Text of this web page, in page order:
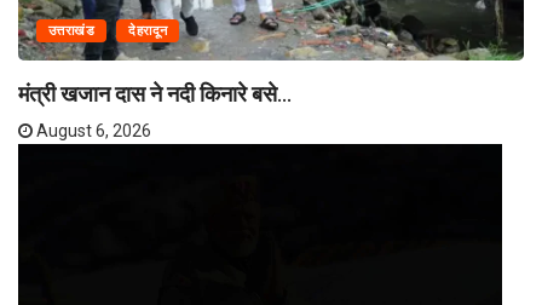
उत्तराखंड देहरादून
मंत्री खजान दास ने नदी किनारे बसे...
August 6, 2026